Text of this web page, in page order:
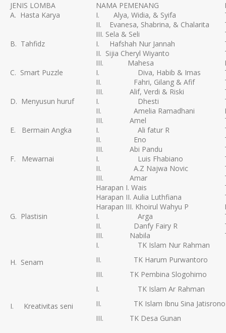
JENIS LOMBA
NAMA PEMENANG
A. Hasta Karya
I. Alya, Widia, & Syifa
II. Evanesa, Shabrina, & Chalarita
III. Sela & Seli
B. Tahfidz
I. Hafshah Nur Jannah
II. Sijia Cheryl Wiyanto
III. Mahesa
C. Smart Puzzle
I. Diva, Habib & Imas
II. Fahri, Gilang & Afif
III. Alif, Verdi & Riski
D. Menyusun huruf
I. Dhesti
II. Amelia Ramadhani
III. Amel
E. Bermain Angka
I. Ali fatur R
II. Eno
III. Abi Pandu
F. Mewarnai
I. Luis Fhabiano
II. A.Z Najwa Novic
III. Amar
Harapan I. Wais
Harapan II. Aulia Luthfiana
Harapan III. Khoirul Wahyu P
G. Plastisin
I. Arga
II. Danfy Fairy R
III. Nabila
H. Senam
I. TK Islam Nur Rahman
II. TK Harum Purwantoro
III. TK Pembina Slogohimo
I. Kreativitas seni
I. TK Islam Ar Rahman
II. TK Islam Ibnu Sina Jatisrono
III. TK Desa Gunan